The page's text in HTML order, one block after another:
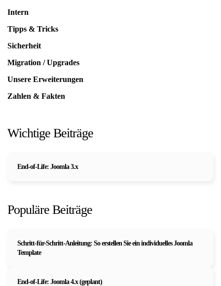
Intern
Tipps & Tricks
Sicherheit
Migration / Upgrades
Unsere Erweiterungen
Zahlen & Fakten
Wichtige Beiträge
End-of-Life: Joomla 3.x
Populäre Beiträge
Schritt-für-Schritt-Anleitung: So erstellen Sie ein individuelles Joomla
Template
End-of-Life: Joomla 4.x (geplant)